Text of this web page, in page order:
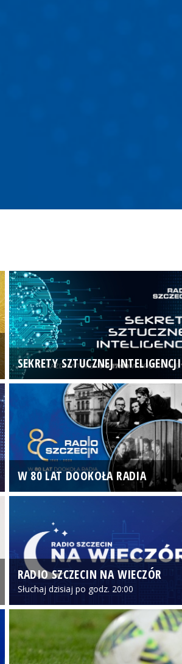
SEKRETY SZTUCZNEJ INTELIGENCJI
W 80 LAT DOOKOŁA RADIA
RADIO SZCZECIN NA WIECZÓR
Słuchaj dzisiaj po godz. 20:00